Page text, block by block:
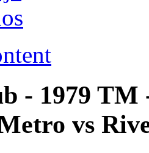
- 1979 TM
vs